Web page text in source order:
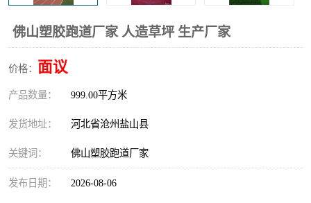
佛山塑胶跑道厂家 人造草坪 生产厂家
价格： 面议
产品数量： 999.00平方米
发货地址： 河北省沧州盐山县
关键词： 佛山塑胶跑道厂家
发布日期： 2026-08-06